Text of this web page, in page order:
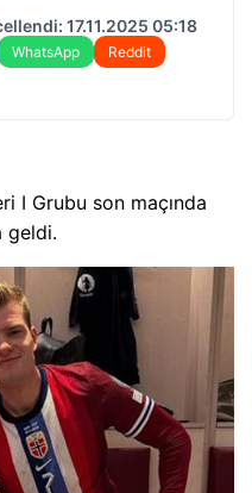
17.11.2025 05:18
WhatsApp
Reddit
I Grubu son maçında
geldi.